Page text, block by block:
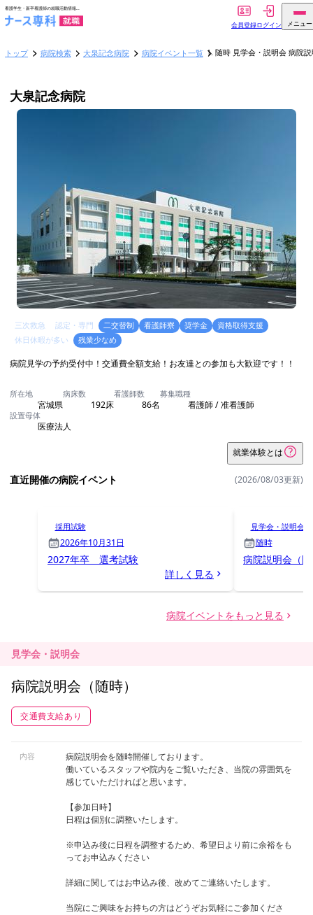
見学会・説明会
病院説明会（随時）
交通費支給あり
内容
病院説明会を随時開催しております。
働いているスタッフや院内をご覧いただき、当院の雰囲気を
感じていただければと思います。
【参加日時】
日程は個別に調整いたします。
※申込み後に日程を調整するため、希望日より前に余裕をも
ってお申込みください
詳細に関してはお申込み後、改めてご連絡いたします。
当院にご興味をお持ちの方はどうぞお気軽にご参加くださ